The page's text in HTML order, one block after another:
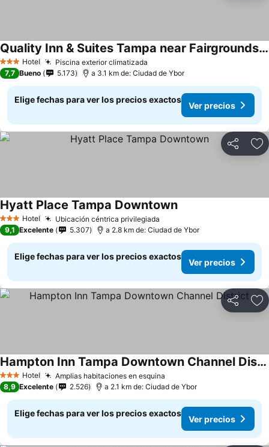
3 Estrellas
Hotel Piscina exterior climatizada
Quality Inn & Suites Tampa near Fairgrounds and Casino
7,7 Bueno 5.173 a 3.1 km de: Ciudad de Ybor
Elige fechas para ver los precios exactos
Ver precios
Compartir
3 Estrellas
Hotel Ubicación céntrica privilegiada
Hyatt Place Tampa Downtown
9,1 Excelente 5.307 a 2.8 km de: Ciudad de Ybor
Elige fechas para ver los precios exactos
Ver precios
Compartir
3 Estrellas
Hotel Amplias habitaciones en esquina
Hampton Inn Tampa Downtown Channel District
8,9 Excelente 2.526 a 2.1 km de: Ciudad de Ybor
Elige fechas para ver los precios exactos
Ver precios